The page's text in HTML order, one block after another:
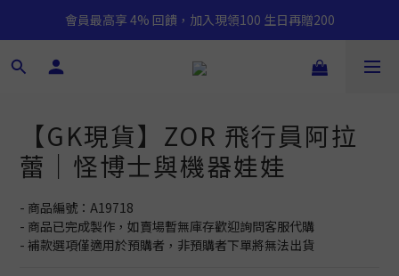
會員最高享 4% 回饋，加入現領100 生日再贈200
【GK現貨】ZOR 飛行員阿拉
蕾｜怪博士與機器娃娃
- 商品編號：A19718
- 商品已完成製作，如賣場暫無庫存歡迎詢問客服代購
- 補款選項僅適用於預購者，非預購者下單將無法出貨